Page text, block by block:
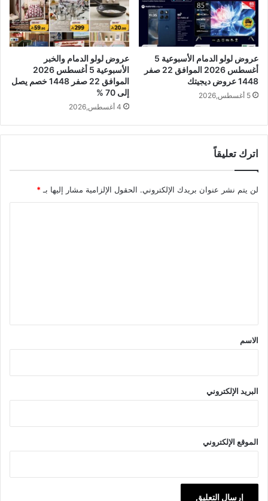
عروض لولو الدمام الأسبوعية 5
أغسطس 2026 الموافق 22 صفر
1448 عروض ديجيتك
5 أغسطس,2026
عروض لولو الدمام والخبر
الأسبوعية 5 أغسطس 2026
الموافق 22 صفر 1448 خصم يصل
إلى 70 %
4 أغسطس,2026
اترك تعليقاً
لن يتم نشر عنوان بريدك الإلكتروني. الحقول الإلزامية مشار إليها بـ *
*
الاسم
البريد الإلكتروني
الموقع الإلكتروني